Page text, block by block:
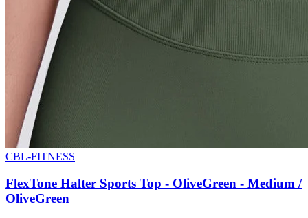
CBL-FITNESS
FlexTone Halter Sports Top - OliveGreen - Medium /
OliveGreen